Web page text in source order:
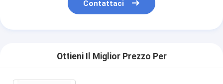
Contattaci
Ottieni Il Miglior Prezzo Per